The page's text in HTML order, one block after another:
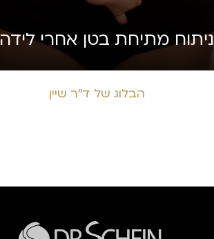
ניתוח מתיחת בטן אחרי לידה
הבלוג של ד״ר שיין